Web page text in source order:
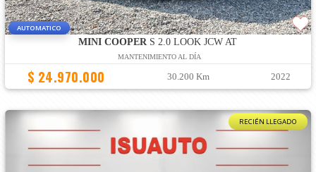
AUTOMATICO
MINI COOPER S 2.0 LOOK JCW AT
MANTENIMIENTO AL DÍA
$ 24.970.000 30.200 Km 2022
RECIÉN LLEGADO